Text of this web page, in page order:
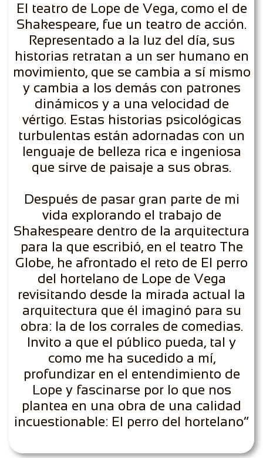
El teatro de Lope de Vega, como el de
Shakespeare, fue un teatro de acción.
Representado a la luz del día, sus
historias retratan a un ser humano en
movimiento, que se cambia a sí mismo
y cambia a los demás con patrones
dinámicos y a una velocidad de
vértigo. Estas historias psicológicas
turbulentas están adornadas con un
lenguaje de belleza rica e ingeniosa
que sirve de paisaje a sus obras.
Después de pasar gran parte de mi
vida explorando el trabajo de
Shakespeare dentro de la arquitectura
para la que escribió, en el teatro The
Globe, he afrontado el reto de El perro
del hortelano de Lope de Vega
revisitando desde la mirada actual la
arquitectura que él imaginó para su
obra: la de los corrales de comedias.
Invito a que el público pueda, tal y
como me ha sucedido a mí,
profundizar en el entendimiento de
Lope y fascinarse por lo que nos
plantea en una obra de una calidad
incuestionable: El perro del hortelano”